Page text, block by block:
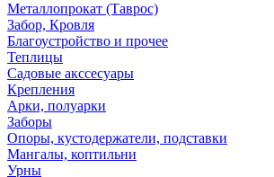
Металлопрокат (Таврос)
Забор, Кровля
Благоустройство и прочее
Теплицы
Садовые акссесуары
Крепления
Арки, полуарки
Заборы
Опоры, кустодержатели, подставки
Мангалы, коптильни
Урны